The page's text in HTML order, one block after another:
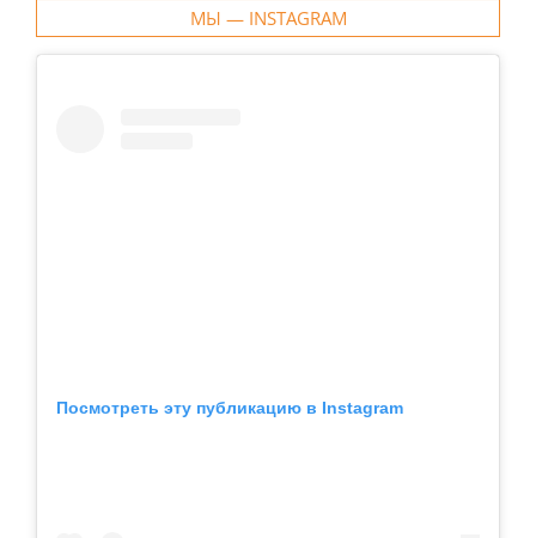
МЫ — INSTAGRAM
Посмотреть эту публикацию в Instagram